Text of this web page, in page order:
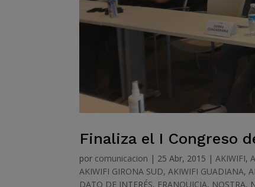
Finaliza el I Congreso
por comunicacion | 25 Abr, 2015 |AKIWIFI,
AKIWIFI GIRONA SUD,AKIWIFI GUADIANA,
DATO DE INTERÉS, FRANQUICIA, NOSTRA,